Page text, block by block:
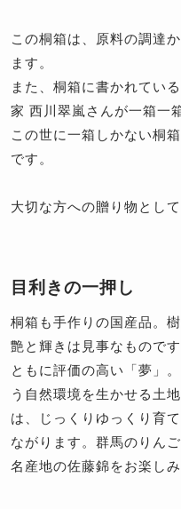
この桐箱は、原料の調達
ます。
また、桐箱に書かれてい
家 西川翠嵐さんが一箱一
この世に一箱しかない桐
です。
大切な方への贈り物とし
目利きの一押し
桐箱も手作りの国産品。
艶と輝きは見事なもので
ともに評価の高い「夢」
う自然環境を生かせる土
は、じっくりゆっくり育
ながります。群馬のりん
名産地の佐藤錦をお楽しみ